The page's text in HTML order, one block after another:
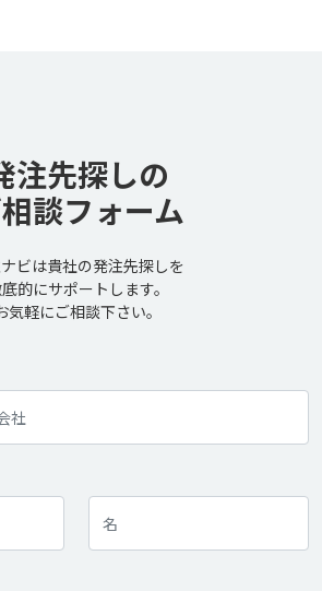
注先探しの
談フォーム
ビは貴社の発注先探しを
的にサポートします。
気軽にご相談下さい。